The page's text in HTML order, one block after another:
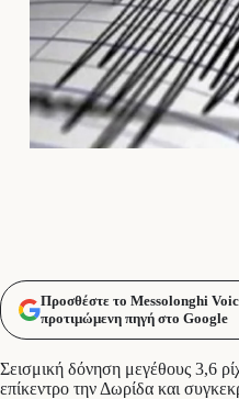
Προσθέστε το Messolonghi
προτιμώμενη πηγή στο Google
Σεισμική δόνηση μεγέθους 3,6
επίκεντρο την Δωρίδα και